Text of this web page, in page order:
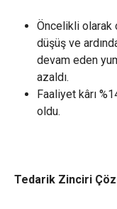
Öncelikli olarak
düşüş ve
devam eden
azaldı.
Faaliyet kârı
oldu.
Tedarik Zinciri